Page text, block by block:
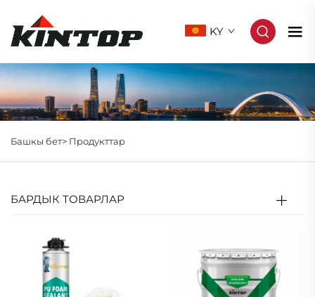
KY
Башкы бет> Продукттар
БАРДЫК ТОВАРЛАР